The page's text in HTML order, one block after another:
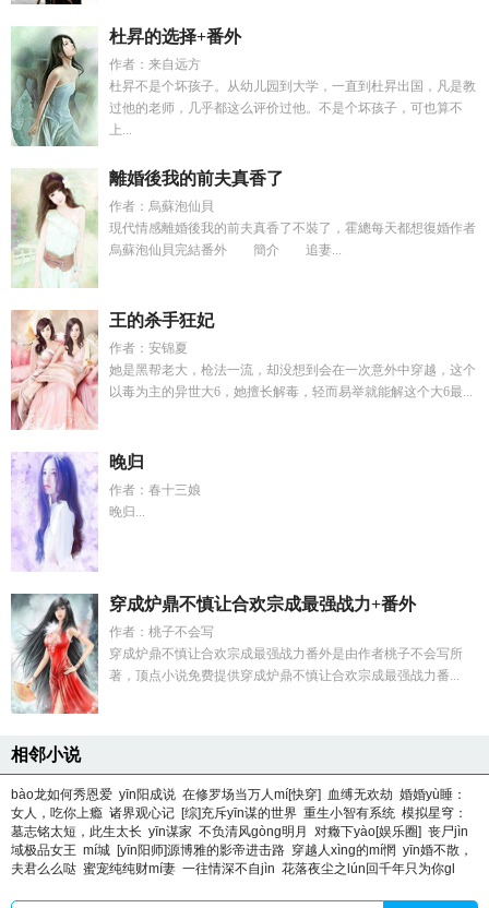
杜昇的选择+番外
作者：来自远方
杜昇不是个坏孩子。从幼儿园到大学，一直到杜昇出国，凡是教
过他的老师，几乎都这么评价过他。不是个坏孩子，可也算不
上...
離婚後我的前夫真香了
作者：烏蘇泡仙貝
現代情感離婚後我的前夫真香了不裝了，霍總每天都想復婚作者
烏蘇泡仙貝完結番外 簡介 追妻...
王的杀手狂妃
作者：安锦夏
她是黑帮老大，枪法一流，却没想到会在一次意外中穿越，这个
以毒为主的异世大6，她擅长解毒，轻而易举就能解这个大6最...
晚归
作者：春十三娘
晚归...
穿成炉鼎不慎让合欢宗成最强战力+番外
作者：桃子不会写
穿成炉鼎不慎让合欢宗成最强战力番外是由作者桃子不会写所
著，顶点小说免费提供穿成炉鼎不慎让合欢宗成最强战力番...
相邻小说
bào龙如何秀恩爱 yīn阳成说 在修罗场当万人mí[快穿] 血缚无欢劫 婚婚yù睡：
女人，吃你上瘾 诸界观心记 [综]充斥yīn谋的世界 重生小智有系统 模拟星穹：
墓志铭太短，此生太长 yīn谋家 不负清风gòng明月 对癥下yào[娱乐圈] 丧尸jìn
域极品女王 mí城 [yīn阳师]源博雅的影帝进击路 穿越人xìng的mí惘 yīn婚不散，
夫君么么哒 蜜宠纯纯财mí妻 一往情深不自jìn 花落夜尘之lún回千年只为你gl